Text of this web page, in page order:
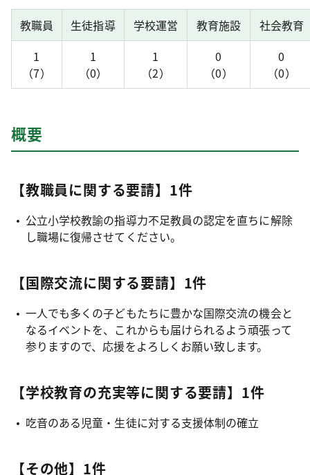
教職員 生徒指導 学校運営 教育施設
社会教育
1
（7）
1
（0）
1
（2）
0
（0）
0
（0）
概要
【教職員に関する要請】1件
公立小学校教諭の指導力不足教員の認定を直ちに解除
し職場に復帰させてください。
【国際交流に関する要請】1件
一人でも多くの子どもたちに豊かな国際交流の機会と
なるイベントを、これからも届けられるよう頑張って
参りますので、応援をよろしくお願い致します。
【学校教育の充実等に関する要請】1件
吃音のある児童・生徒に対する支援体制の確立
【その他】1件